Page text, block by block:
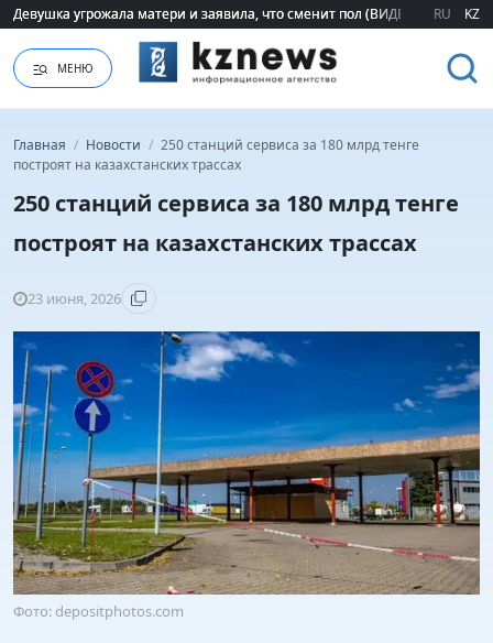
Девушка угрожала матери и заявила, что сменит пол (ВИДЕО)
Девушка угрожала матери и заявила, что сменит пол (ВИДЕО) RU KZ
МЕНЮ
Главная / Новости / 250 станций сервиса за 180 млрд тенге
построят на казахстанских трассах
250 станций сервиса за 180 млрд тенге
построят на казахстанских трассах
23 июня, 2026
Фото: depositphotos.com